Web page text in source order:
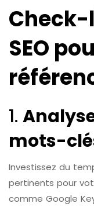
SEO
1.
mots-
Investissez du
pertinents pour
comme Google